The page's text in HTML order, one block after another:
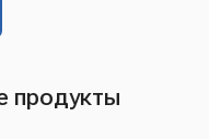
продукты